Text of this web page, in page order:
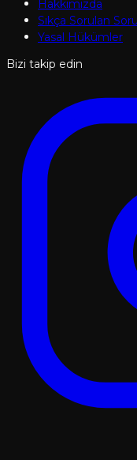
Hakkımızda
Sıkça Sorulan
Yasal Hükümler
Bizi takip edin